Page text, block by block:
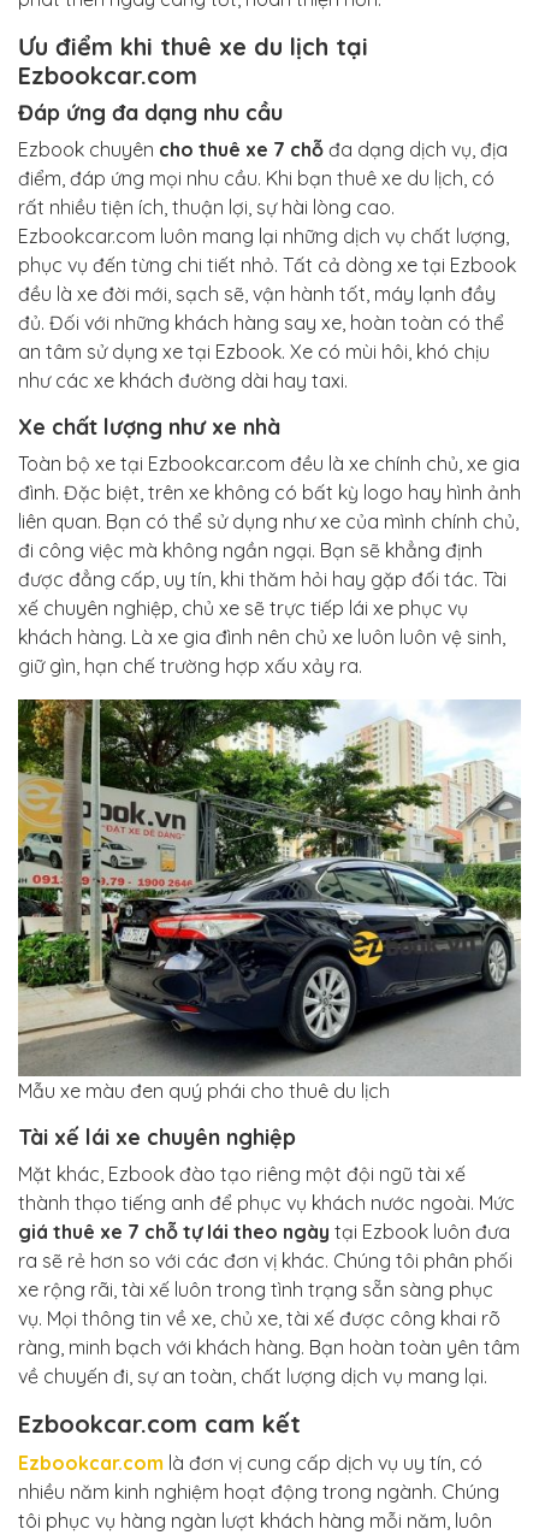
Ưu điểm khi thuê xe du lịch tại
Ezbookcar.com
Đáp ứng đa dạng nhu cầu
Ezbook chuyên cho thuê xe 7 chỗ đa dạng dịch vụ, địa
điểm, đáp ứng mọi nhu cầu. Khi bạn thuê xe du lịch, có
rất nhiều tiện ích, thuận lợi, sự hài lòng cao.
Ezbookcar.com luôn mang lại những dịch vụ chất lượng,
phục vụ đến từng chi tiết nhỏ. Tất cả dòng xe tại Ezbook
đều là xe đời mới, sạch sẽ, vận hành tốt, máy lạnh đầy
đủ. Đối với những khách hàng say xe, hoàn toàn có thể
an tâm sử dụng xe tại Ezbook. Xe có mùi hôi, khó chịu
như các xe khách đường dài hay taxi.
Xe chất lượng như xe nhà
Toàn bộ xe tại Ezbookcar.com đều là xe chính chủ, xe gia
đình. Đặc biệt, trên xe không có bất kỳ logo hay hình ảnh
liên quan. Bạn có thể sử dụng như xe của mình chính chủ,
đi công việc mà không ngần ngại. Bạn sẽ khẳng định
được đẳng cấp, uy tín, khi thăm hỏi hay gặp đối tác. Tài
xế chuyên nghiệp, chủ xe sẽ trực tiếp lái xe phục vụ
khách hàng. Là xe gia đình nên chủ xe luôn luôn vệ sinh,
giữ gìn, hạn chế trường hợp xấu xảy ra.
Mẫu xe màu đen quý phái cho thuê du lịch
Tài xế lái xe chuyên nghiệp
Mặt khác, Ezbook đào tạo riêng một đội ngũ tài xế
thành thạo tiếng anh để phục vụ khách nước ngoài. Mức
giá thuê xe 7 chỗ tự lái theo ngày tại Ezbook luôn đưa
ra sẽ rẻ hơn so với các đơn vị khác. Chúng tôi phân phối
xe rộng rãi, tài xế luôn trong tình trạng sẵn sàng phục
vụ. Mọi thông tin về xe, chủ xe, tài xế được công khai rõ
ràng, minh bạch với khách hàng. Bạn hoàn toàn yên tâm
về chuyến đi, sự an toàn, chất lượng dịch vụ mang lại.
Ezbookcar.com cam kết
Ezbookcar.com là đơn vị cung cấp dịch vụ uy tín, có
nhiều năm kinh nghiệm hoạt động trong ngành. Chúng
tôi phục vụ hàng ngàn lượt khách hàng mỗi năm, luôn